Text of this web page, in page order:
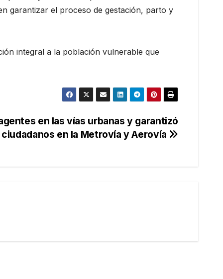
garantizar el proceso de gestación, parto y
integral a la población vulnerable que
en las vías urbanas y garantizó
en la Metrovía y Aerovía